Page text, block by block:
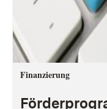
Finanzierung